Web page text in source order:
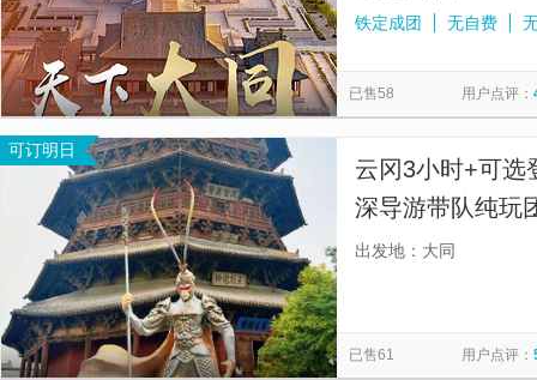
铁定成团
无自费
已售58 用户点评：
可订明日
云冈3小时+可选
深导游带队纯玩
游全程精讲，深
出发地：大同
已售61 用户点评：